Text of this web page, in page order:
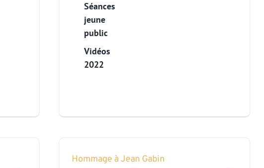
Séances
jeune
public
Vidéos
2022
Hommage à Jean Gabin